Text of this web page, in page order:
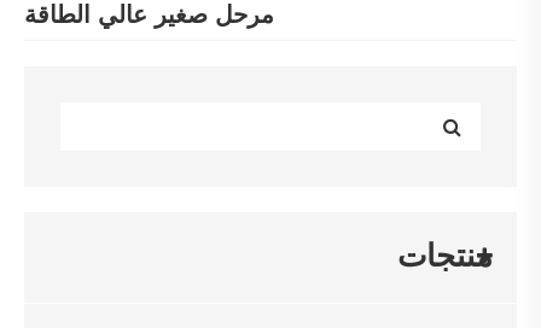
مرحل صغير عالي الطاقة
منتجات